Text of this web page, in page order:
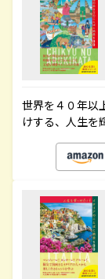
世界を４０年以
けする、人生を